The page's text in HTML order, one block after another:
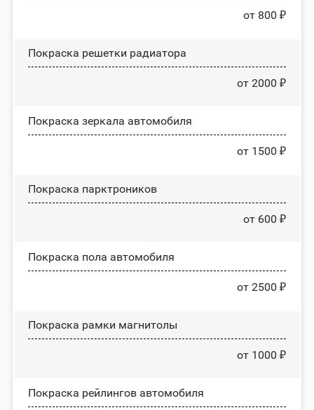
от 800 ₽
Покраска решетки радиатора
от 2000 ₽
Покраска зеркала автомобиля
от 1500 ₽
Покраска парктроников
от 600 ₽
Покраска пола автомобиля
от 2500 ₽
Покраска рамки магнитолы
от 1000 ₽
Покраска рейлингов автомобиля